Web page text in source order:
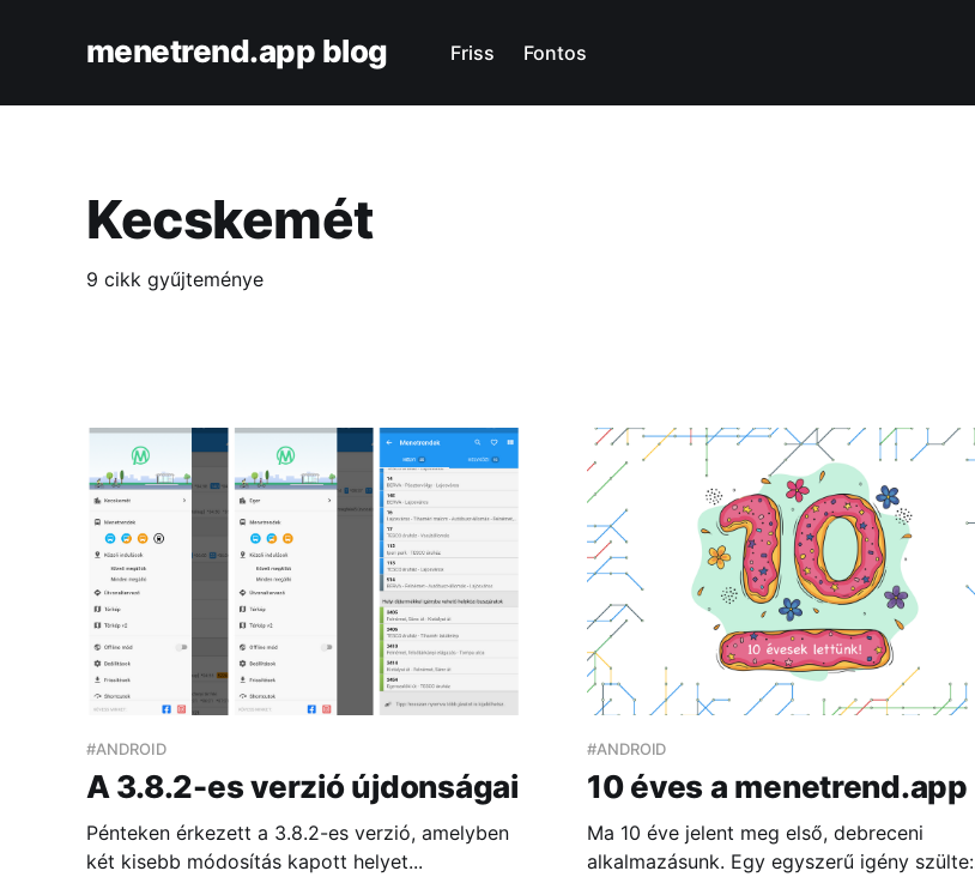
menetrend.app blog Friss Fontos
Kecskemét
9 cikk gyűjteménye
#ANDROID
A 3.8.2-es verzió újdonságai
Pénteken érkezett a 3.8.2-es verzió, amelyben
két kisebb módosítás kapott helyet...
#ANDROID
10 éves a menetrend.app
Ma 10 éve jelent meg első, debreceni
alkalmazásunk. Egy egyszerű igény szülte: